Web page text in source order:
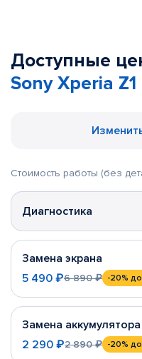
Доступные
Sony Xperia Z1
Стоимость работы (без
Диагностика
Замена экрана
5 490 ₽6 890 ₽ -20% до
Замена аккумулятора
2 290 ₽2 890 ₽ -20% до